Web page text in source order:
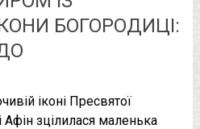
БОГОРОДИЦІ:
іконі Пресвятої
Афін зцілилася маленька